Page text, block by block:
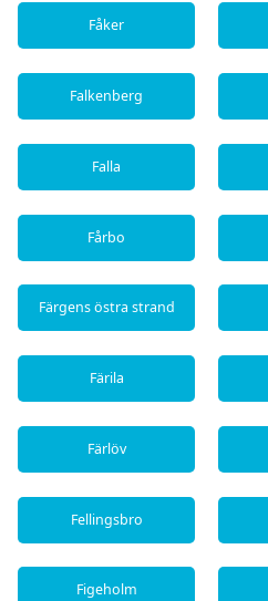
Fåker
Falkenberg
Falla
Fårbo
Färgens östra strand
Färila
Färlöv
Fellingsbro
Figeholm